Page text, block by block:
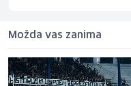
Možda vas zanima